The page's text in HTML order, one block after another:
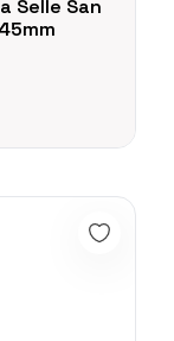
Selle San
Marco Allroad